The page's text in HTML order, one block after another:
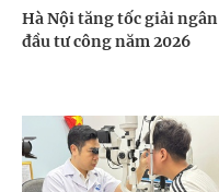
Hà Nội tăng tốc giải ngân
đầu tư công năm 2026